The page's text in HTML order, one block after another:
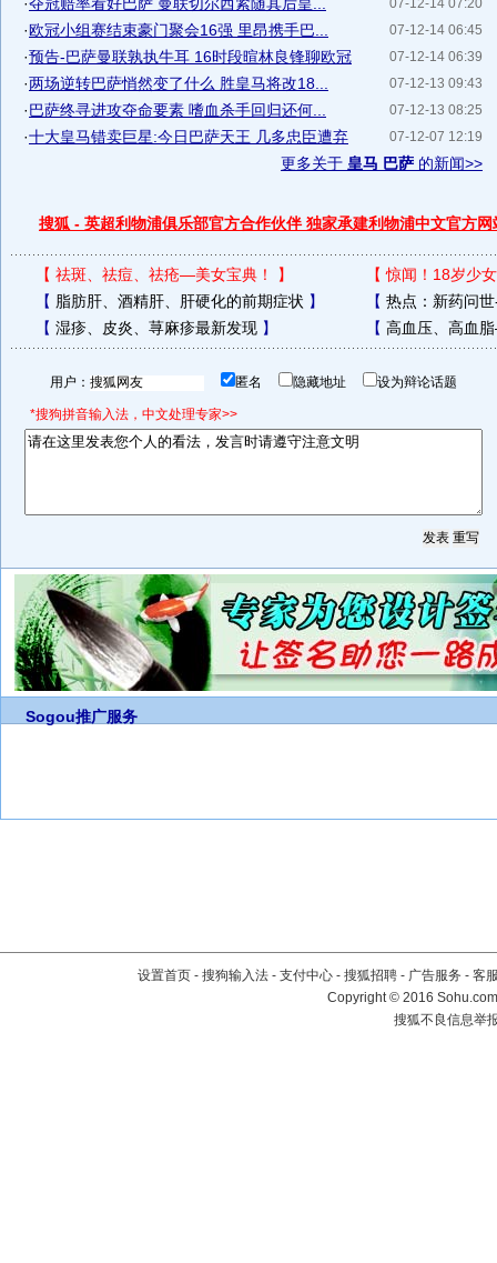
07-12-14 07:20
07-12-14 06:45
·欧冠小组赛结束豪门聚会16强 里昂携手巴...
07-12-14 06:39
·预告-巴萨曼联孰执牛耳 16时段暄林良锋聊欧冠
07-12-13 09:43
·两场逆转巴萨悄然变了什么 胜皇马将改18...
07-12-13 08:25
·巴萨终寻进攻夺命要素 嗜血杀手回归还何...
07-12-07 12:19
·十大皇马错卖巨星:今日巴萨天王 几多忠臣遭弃
更多关于 皇马 巴萨 的新闻>>
搜狐 - 英超利物浦俱乐部官方合作伙伴 独家承建利物浦中文官方网
【 祛斑、祛痘、祛疮—美女宝典！ 】 【惊闻！18岁少
【 脂肪肝、酒精肝、肝硬化的前期症状 】 【 热点：新药问
【 湿疹、皮炎、荨麻疹最新发现】 【 高血压、高血
用户： 匿名 隐藏地址 设为辩论话题
*搜狗拼音输入法，中文处理专家>>
Sogou推广服务
设置首页 - 搜狗输入法 - 支付中心 - 搜狐招聘 - 广告服务 - 客
Copyright©2016
搜狐不良信息举